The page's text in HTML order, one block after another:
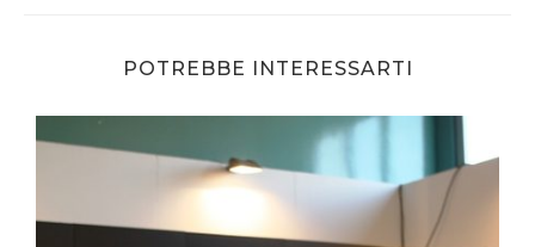
POTREBBE INTERESSARTI